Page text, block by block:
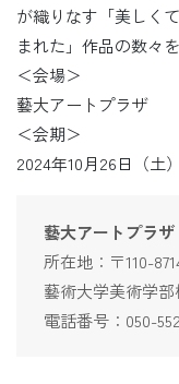
が織りなす「美しく
まれた」作品の数々
＜会場＞
藝大アートプラザ
＜会期＞
2024年10月26日（土
藝大アートプラザ
所在地：〒110-
藝術大学美術学部
電話番号：050-